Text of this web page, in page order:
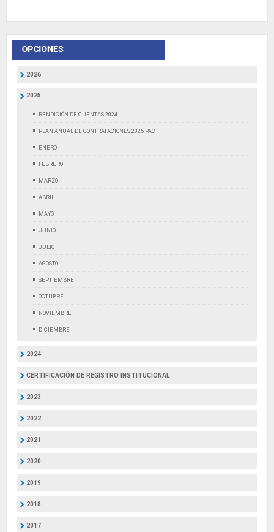
2026
2025
RENDICIÓN DE CUENTAS 2024
PLAN ANUAL DE CONTRATACIONES 2025 PAC
ENERO
FEBRERO
MARZO
ABRIL
MAYO
JUNIO
JULIO
AGOSTO
SEPTIEMBRE
OCTUBRE
NOVIEMBRE
DICIEMBRE
2024
CERTIFICACIÓN DE REGISTRO INSTITUCIONAL
2023
2022
2021
2020
2019
2018
2017